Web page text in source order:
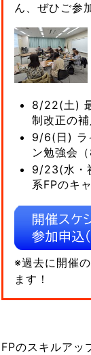
ん、ぜひご参
8/22(土)
制改正の
9/6(日) ラ
ン勉強会（
9/23(水・
系FPのキ
※過去に開催
ます！
FPのスキルアッ